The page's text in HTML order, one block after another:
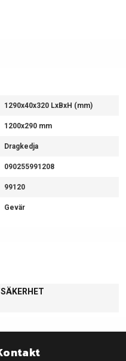
1290x40x320 LxBxH (mm)
1200x290 mm
Dragkedja
090255991208
99120
Gevär